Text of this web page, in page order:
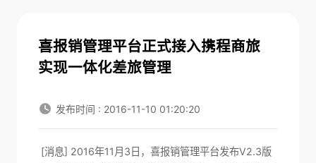
喜报销管理平台正式接入携程商旅
实现一体化差旅管理
发布时间 : 2016-11-10 01:20:20
[消息] 2016年11月3日，喜报销管理平台发布V2.3版